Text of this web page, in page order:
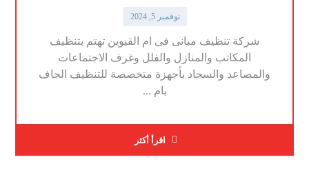
نوفمبر 5, 2024
شركة تنظيف مبانى فى ام القيوين تهتم بتنظيف
المكاتب والمنازل والفلل وغرف الاجتماعات
والمصاعد والسجاد بأجهزة متخصصة للتنظيف الجاف
بام ...
اقرأ أكثر